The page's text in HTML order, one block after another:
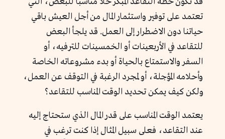
تعتمد على توفير واستثمار المال من أجل العيش باقي
حياتنا دون الاضطرار إلى العمل. قد يلجأ البعض
للتقاعد في الأربعينات أو الخمسينات للترفيه، أو
السفر والاستمتاع بالحياة أو بدء مشروعاته الخاصة
وأحلامه المؤجلة، أو لمجرد الرغبة في التوقف عن العمل،
ولكن كيف يمكن تحديد الوقت المناسب للتقاعد؟
يعتمد الوقت المناسب على قدر المال الذي ستحتاج إليه
عند التقاعد، فعلى سبيل المثال إذا كنت ترغب في